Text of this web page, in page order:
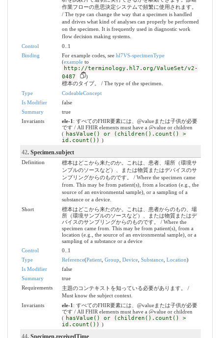
作業フローの意思決定システムで頻繁に使用されます。
/ The type can change the way that a specimen is handled
and drives what kind of analyses can properly be performed
on the specimen. It is frequently used in diagnostic work
flow decision making systems.
Control
0..1
Binding
For example codes, see hl7VS-specimenType
(exampleto
http://terminology.hl7.org/ValueSet/v2-
0487
)
標本のタイプ。 / The type of the specimen.
Type
CodeableConcept
Is Modifier
false
Summary
true
Invariants
ele-1 : すべてのFHIR要素には、@valueまたは子供が必要
です / All FHIR elements must have a @value or children
( hasValue() or (children().count() >
id.count()) )
42. Specimen.subject
Definition
標本はどこから来たのか。これは、患者、場所（環境サ
ンプルのソースなど）、または物質またはデバイスのサ
ンプリングからのものです。 / Where the specimen came
from. This may be from patient(s), from a location (e.g., the
source of an environmental sample), or a sampling of a
substance or a device.
Short
標本はどこから来たのか。これは、患者からのもの、場
所（環境サンプルのソースなど）、または物質またはデ
バイスのサンプリングからのものです。 / Where the
specimen came from. This may be from patient(s), from a
location (e.g., the source of an environmental sample), or a
sampling of a substance or a device
Control
0..1
Type
Reference(Patient, Group Device, Substance, Location)
Is Modifier
false
Summary
true
Requirements
主題のコンテキストを知っている必要があります。 /
Must know the subject context.
Invariants
ele-1 : すべてのFHIR要素には、@valueまたは子供が必要
です / All FHIR elements must have a @value or children
( hasValue() or (children().count() >
id.count()) )
44. Specimen.receivedTime